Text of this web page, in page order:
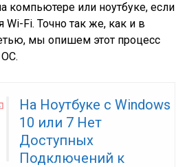
компьютере или ноутбуке, если
Wi-Fi. Точно так же, как и в
мы опишем этот процесс
На Ноутбуке с Windows
10 или 7 Нет
Доступных
Подключений к